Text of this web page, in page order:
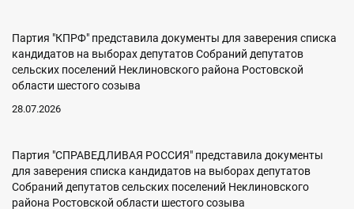
Партия "КПРФ" представила документы для заверения списка
кандидатов на выборах депутатов Собраний депутатов
сельских поселений Неклиновского района Ростовской
области шестого созыва
28.07.2026
Партия "СПРАВЕДЛИВАЯ РОССИЯ" представила документы
для заверения списка кандидатов на выборах депутатов
Собраний депутатов сельских поселений Неклиновского
района Ростовской области шестого созыва